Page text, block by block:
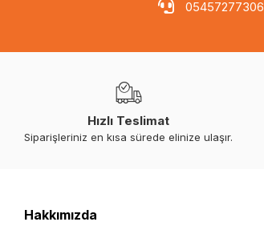
05457277306
Hızlı Teslimat
Siparişleriniz en kısa sürede elinize ulaşır.
Hakkımızda